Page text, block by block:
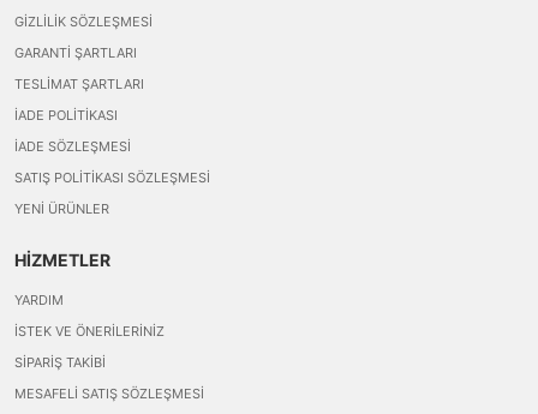
GIZLILIK SÖZLEŞMESI
GARANTI ŞARTLARI
TESLIMAT ŞARTLARI
İADE POLITIKASI
İADE SÖZLEŞMESI
SATIŞ POLITIKASI SÖZLEŞMESI
YENI ÜRÜNLER
HİZMETLER
YARDIM
İSTEK VE ÖNERILERINIZ
SIPARIŞ TAKIBI
MESAFELI SATIŞ SÖZLEŞMESI